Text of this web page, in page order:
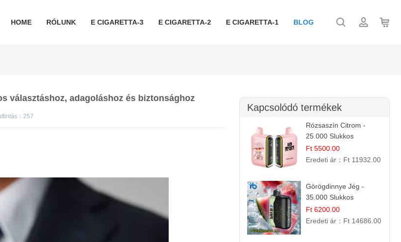
HOME RÓLUNK E CIGARETTA-3 E CIGARETTA-2 E CIGARETTA-1 BLOG
választáshoz, adagoláshoz és biztonsághoz
：257
Kapcsolódó termékek
Rózsaszín Citrom -
25.000 Slukkos
eldobható e-Cigaretta |
IBvape Bar
Ft 5500.00
Eredeti ár： Ft 11932.00
Görögdinnye Jég -
35.000 Slukkos
eldobható vape |
IBVape Bar Frissítő
Ft 6200.00
Eredeti ár： Ft 14686.00